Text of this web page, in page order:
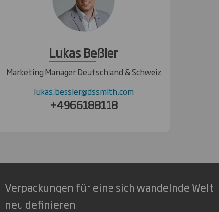
Lukas Beßler
Marketing Manager Deutschland & Schweiz
lukas.bessler@dssmith.com
+4966188118
Verpackungen für eine sich wandelnde Welt
neu definieren